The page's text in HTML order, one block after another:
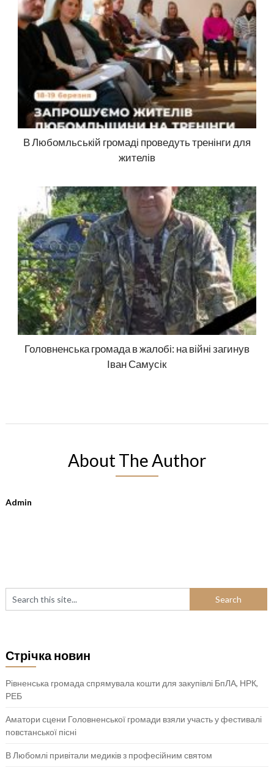
В Любомльській громаді проведуть тренінги для
жителів
Головненська громада в жалобі: на війні загинув
Іван Самусік
About The Author
Admin
Стрічка новин
Рівненська громада спрямувала кошти для закупівлі БпЛА, НРК,
РЕБ
Аматори сцени Головненської громади взяли участь у фестивалі
повстанської пісні
В Любомлі привітали медиків з професійним святом